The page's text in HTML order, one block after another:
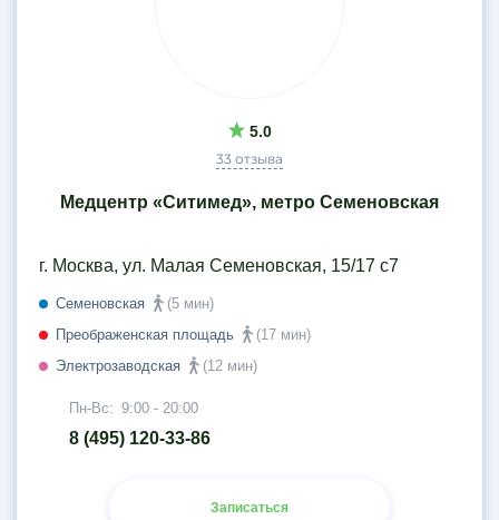
5.0
33 отзыва
Медцентр «Ситимед», метро Семеновская
г. Москва, ул. Малая Семеновская, 15/17 с7
Семеновская
(5 мин)
Преображенская площадь
(17 мин)
Электрозаводская
(12 мин)
Пн-Вс: 9:00 - 20:00
8 (495) 120-33-86
Записаться